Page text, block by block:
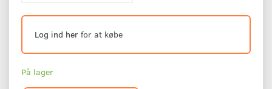
Log ind her for at købe
På lager